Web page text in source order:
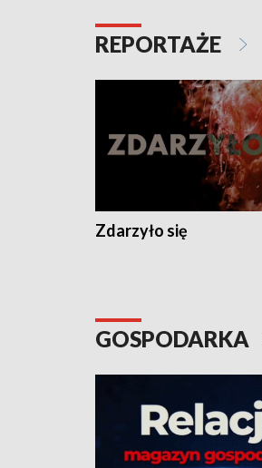
REPORTAŻE
Zdarzyło się
GOSPODARKA